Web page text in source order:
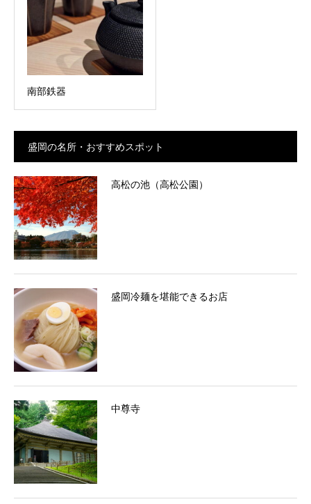
南部鉄器
盛岡の名所・おすすめスポット
高松の池（高松公園）
盛岡冷麺を堪能できるお店
中尊寺